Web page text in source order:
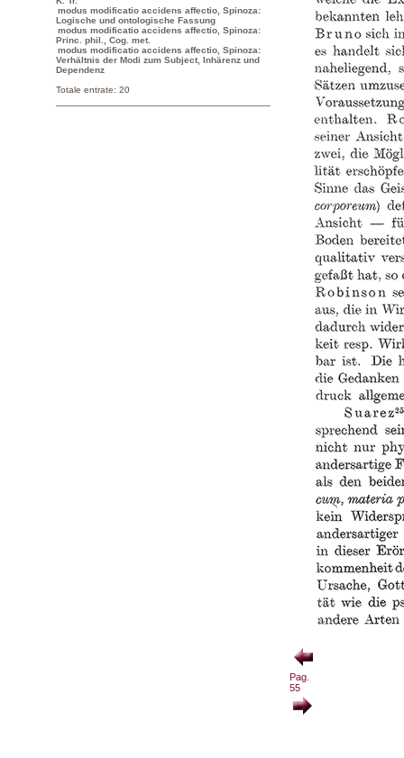
modus modificatio accidens affectio, Spinoza:
Logische und ontologische Fassung
modus modificatio accidens affectio, Spinoza:
Princ. phil., Cog. met.
modus modificatio accidens affectio, Spinoza:
Verhältnis der Modi zum Subject, Inhärenz und
Dependenz
Totale entrate: 20
Pag.
55